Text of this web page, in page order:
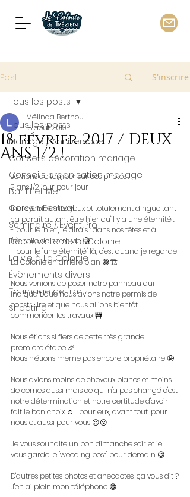
Post S'inscrire
Tous les posts
Mariage / Anniversaire
Conseils décoration mariage
Conseils organisation mariage
Bar Effet Mer
Corsen Festival
Séminaire / Event Pro
Découverte de La Colonie
La vie à La Colonie
Évènements divers
Tournage de film
Shooting
Tous les posts
18 février 2017 / DEUX
ANS 1/2 !
Mélinda Berthou
18 août 2019
Je viens de tomber sur ces photos :
2 ans 1/2 jour pour jour !
Incroyable à nos yeux et totalement dingue tant
ça paraît autant être hier qu'il y a une éternité :
- pour le "hier", je dirais : dans nos têtes et à
l'échelle de notre vie 🧐
- pour le "une éternité" là, c'est quand je regarde
La Colonie en arrière plan 😅🏗️
Nous venions de poser notre panneau qui
indiquait que nous avions notre permis de
construire et que nous allions bientôt
commencer les travaux 🚧
Nous étions si fiers de cette très grande
première étape 🎉
Nous n'étions même pas encore propriétaire 🤪
Nous avions moins de cheveux blancs et moins
de cernes aussi mais ce qui n'a pas changé c'est
notre détermination et notre certitude d'avoir
fait le bon choix ☺️... pour eux, avant tout, pour
nous et aussi pour vous 😉😚
Je vous souhaite un bon dimanche soir et je
vous garde le "weeding post" pour demain 😉
D'autres petites photos et anecdotes, ça vous dit ?
J'en ai plein mon téléphone 😁